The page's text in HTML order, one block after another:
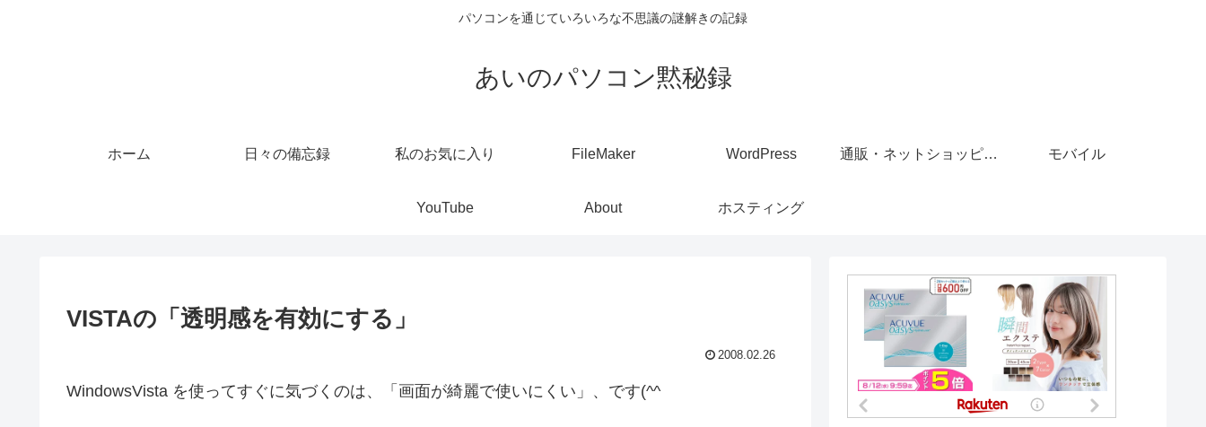
パソコンを通じていろいろな不思議の謎解きの記録
あいのパソコン黙秘録
ホーム 日々の備忘録 私のお気に入り FileMaker WordPress 通販・ネットショッピング モバイル
YouTube About ホスティング
VISTAの「透明感を有効にする」
2008.02.26
WindowsVista を使ってすぐに気づくのは、「画面が綺麗で使いにくい」、です(^^ゞ